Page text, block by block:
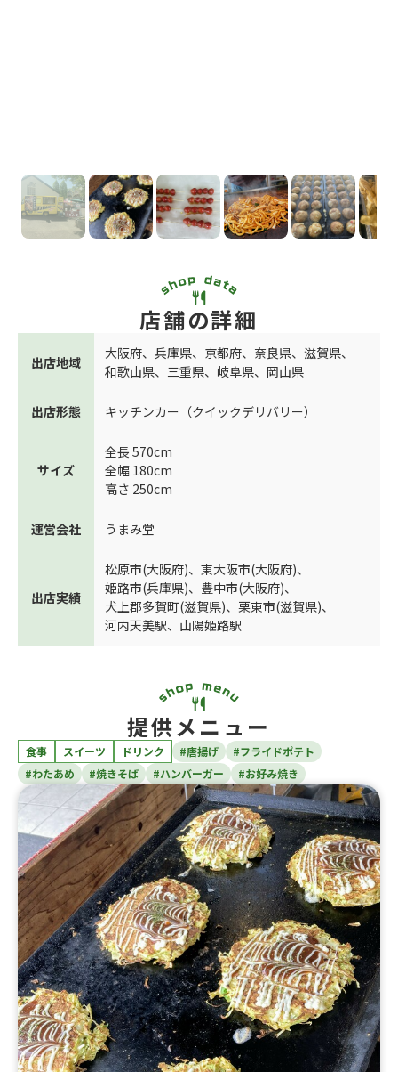
店舗の詳細
出店地域
大阪府、 兵庫県、 京都府、 奈良県、 滋賀県、
和歌山県、 三重県、 岐阜県、 岡山県
出店形態 キッチンカー（クイックデリバリー）
サイズ
全長 570cm
全幅 180cm
高さ 250cm
運営会社 うまみ堂
出店実績
松原市(大阪府)、 東大阪市(大阪府)、
姫路市(兵庫県)、 豊中市(大阪府)、
犬上郡多賀町(滋賀県)、 栗東市(滋賀県)、
河内天美駅、 山陽姫路駅
提供メニュー
食事 スイーツ ドリンク #唐揚げ
#フライドポテト
#わたあめ
#焼きそば #ハンバーガー #お好み焼き